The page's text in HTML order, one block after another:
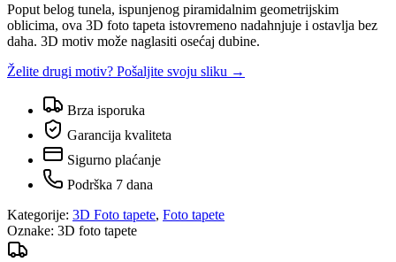
Poput belog tunela, ispunjenog piramidalnim geometrijskim
oblicima, ova 3D foto tapeta istovremeno nadahnjuje i ostavlja bez
daha. 3D motiv može naglasiti osećaj dubine.
Želite drugi motiv? Pošaljite svoju sliku →
Brza isporuka
Garancija kvaliteta
Sigurno plaćanje
Podrška 7 dana
Kategorije: 3D Foto tapete, Foto tapete
Oznake: 3D foto tapete